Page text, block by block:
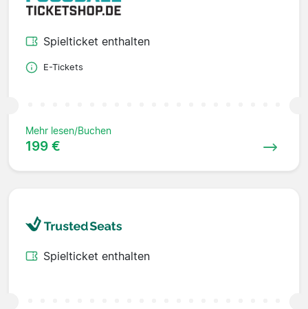
Spielticket enthalten
E-Tickets
Mehr lesen/Buchen
199 €
Spielticket enthalten